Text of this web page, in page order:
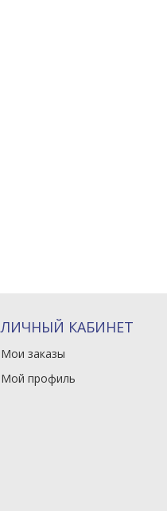
ЛИЧНЫЙ КАБИНЕТ
Мои заказы
Мой профиль